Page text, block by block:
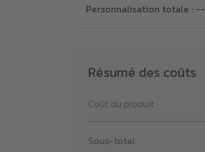
Personnalisation totale : --
Résumé des coûts
Coût du produit
Sous-total